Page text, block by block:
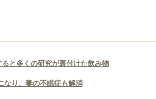
と多くの研究が裏付けた飲み物
なり、妻の不眠症も解消